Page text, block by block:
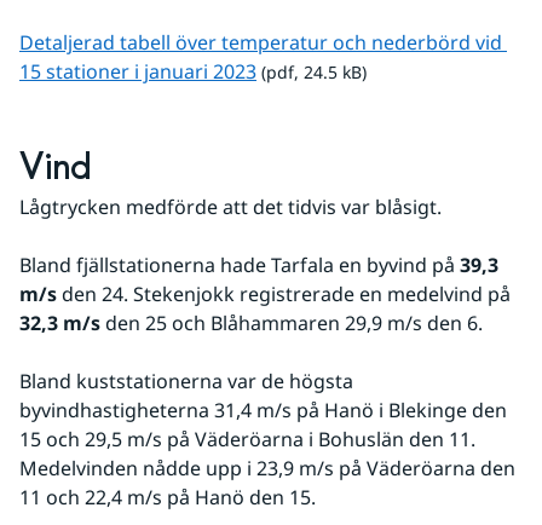
Detaljerad tabell över temperatur och nederbörd vid
15 stationer i januari 2023pdf, 24.5 kB.
(pdf, 24.5 kB)
Vind
Lågtrycken medförde att det tidvis var blåsigt.
Bland fjällstationerna hade Tarfala en byvind på 39,3
m/s
32,3 m/s den 25 och Blåhammaren 29,9 m/s den 6.
Bland kuststationerna var de högsta
byvindhastigheterna 31,4 m/s på Hanö i Blekinge den
15 och 29,5 m/s på Väderöarna i Bohuslän den 11.
Medelvinden nådde upp i 23,9 m/s på Väderöarna den
11 och 22,4 m/s på Hanö den 15.